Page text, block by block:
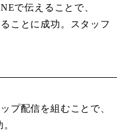
で伝えることで、
ことに成功。スタッフ
プ配信を組むことで、